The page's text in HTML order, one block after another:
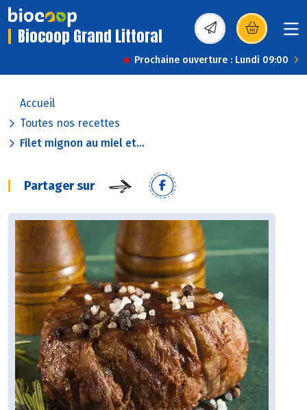
Biocoop Grand Littoral (s’ouvre dans une
Prochaine ouverture : Lundi 09:00
Accueil
Toutes nos recettes
Filet mignon au miel et...
Partager sur